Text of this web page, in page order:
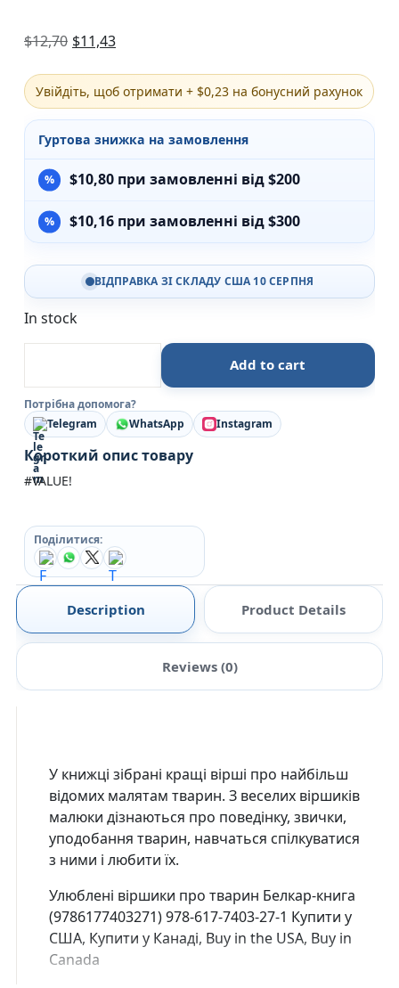
$12,70 $11,43
Увійдіть, щоб отримати + $0,23 на бонусний рахунок
Гуртова знижка на замовлення
$10,80 при замовленні від $200
$10,16 при замовленні від $300
ВІДПРАВКА ЗІ СКЛАДУ США 10 СЕРПНЯ
In stock
Улюблені віршики про тварин quantity
Add to cart
Потрібна допомога?
Telegram
WhatsApp Instagram
Короткий опис товару
#VALUE!
Поділитися:
Description Product Details
Reviews (0)
У книжці зібрані кращі вірші про найбільш
відомих малятам тварин. З веселих віршиків
малюки дізнаються про поведінку, звички,
уподобання тварин, навчаться спілкуватися
з ними і любити їх.
Улюблені віршики про тварин Белкар-книга
(9786177403271) 978-617-7403-27-1 Купити у
США, Купити у Канаді, Buy in the USA, Buy in
Canada